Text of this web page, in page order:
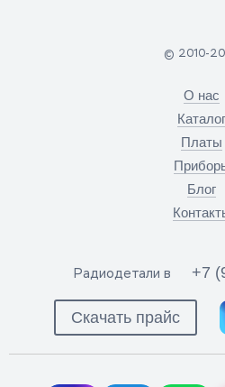
© 2010-
О нас
Каталог
Платы
Блог
Радиодетали в +7
Скачать прайс